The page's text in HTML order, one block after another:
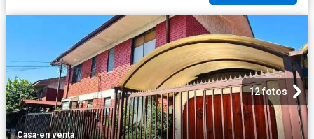
12 fotos
Casa·en venta